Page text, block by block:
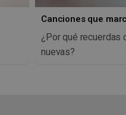
Canciones que
¿Por qué recuerdas
nuevas?